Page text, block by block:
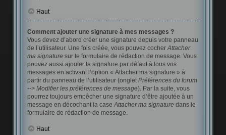
Haut
Comment ajouter une signature à mes messages ?
Vous devez d’abord créer une signature depuis votre panneau
de l’utilisateur. Une fois créée, vous pouvez cocherAttacher
ma signature sur le formulaire de rédaction de message. Vous
pouvez aussi ajouter la signature par défaut à tous vos
messages en activant l’option « Attacher ma signature » à
partir du panneau de l’utilisateur (onglet Préférences du forum
--> Modifier les préférences de message). Par la suite, vous
pourrez toujours empêcher une signature d’être ajoutée à un
message en décochant la caseAttacher ma signature dans le
formulaire de rédaction de message.
Haut